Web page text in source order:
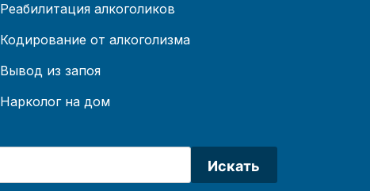
Реабилитация алкоголиков
Кодирование от алкоголизма
Вывод из запоя
Нарколог на дом
Искать